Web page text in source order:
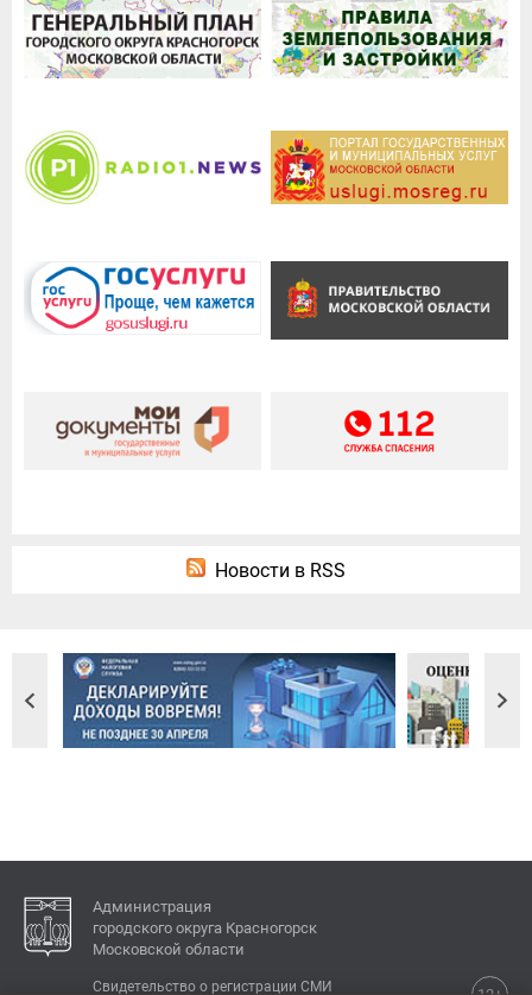
Новости в RSS
Администрация
городского округа Красногорск
Московской области
Свидетельство о регистрации СМИ